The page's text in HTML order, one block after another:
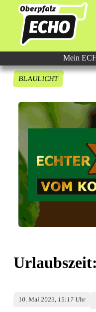
Mein
BLAULICHT
10. Mai 2023, 15:17 Uhr